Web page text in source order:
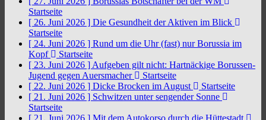
Startseite
[ 26. Juni 2026 ] Die Gesundheit der Aktiven im Blick
Startseite
[ 24. Juni 2026 ] Rund um die Uhr (fast) nur Borussia im
Kopf
Startseite
[ 23. Juni 2026 ] Aufgeben gilt nicht: Hartnäckige Borussen-
Jugend gegen Auersmacher
Startseite
[ 22. Juni 2026 ] Dicke Brocken im August
Startseite
[ 21. Juni 2026 ] Schwitzen unter sengender Sonne
Startseite
[ 21. Juni 2026 ] Mit dem Autokorso durch die Hüttestadt